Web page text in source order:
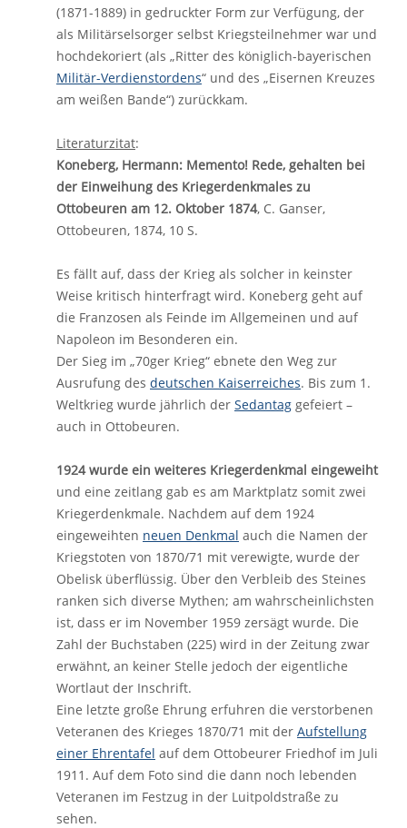
(1871-1889) in gedruckter Form zur Verfügung, der
als Militärselsorger selbst Kriegsteilnehmer war und
hochdekoriert (als „Ritter des königlich-bayerischen
Militär-Verdienstordens“ und des „Eisernen Kreuzes
am weißen Bande“) zurückkam.
Literaturzitat:
Koneberg, Hermann: Memento! Rede, gehalten bei
der Einweihung des Kriegerdenkmales zu
Ottobeuren am 12. Oktober 1874, C. Ganser,
Ottobeuren, 1874, 10 S.
Es fällt auf, dass der Krieg als solcher in keinster
Weise kritisch hinterfragt wird. Koneberg geht auf
die Franzosen als Feinde im Allgemeinen und auf
Napoleon im Besonderen ein.
Der Sieg im „70ger Krieg“ ebnete den Weg zur
Ausrufung des deutschen Kaiserreiches. Bis zum 1.
Weltkrieg wurde jährlich der Sedantag gefeiert –
auch in Ottobeuren.
1924 wurde ein weiteres Kriegerdenkmal eingeweiht
und eine zeitlang gab es am Marktplatz somit zwei
Kriegerdenkmale. Nachdem auf dem 1924
eingeweihten neuen Denkmal auch die Namen der
Kriegstoten von 1870/71 mit verewigte, wurde der
Obelisk überflüssig. Über den Verbleib des Steines
ranken sich diverse Mythen; am wahrscheinlichsten
ist, dass er im November 1959 zersägt wurde. Die
Zahl der Buchstaben (225) wird in der Zeitung zwar
erwähnt, an keiner Stelle jedoch der eigentliche
Wortlaut der Inschrift.
Eine letzte große Ehrung erfuhren die verstorbenen
Veteranen des Krieges 1870/71 mit der Aufstellung
einer Ehrentafel auf dem Ottobeurer Friedhof im Juli
1911. Auf dem Foto sind die dann noch lebenden
Veteranen im Festzug in der Luitpoldstraße zu
sehen.